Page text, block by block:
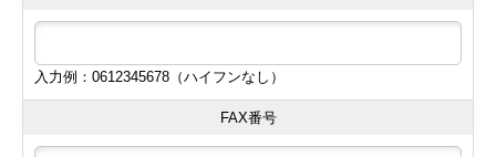
入力例：0612345678（ハイフンなし）
FAX番号